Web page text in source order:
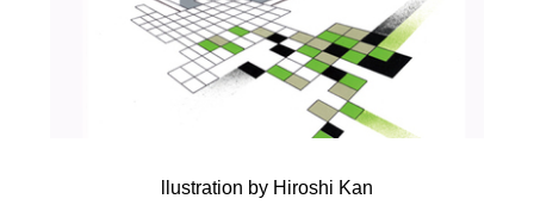
llustration by Hiroshi Kan